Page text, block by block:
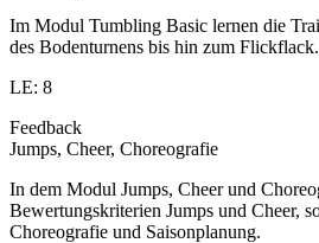
Im Modul Tumbling Basic lernen die
des Bodenturnens bis hin zum Flickflack.
LE: 8
Feedback
Jumps, Cheer, Choreografie
In dem Modul Jumps, Cheer und
Bewertungskriterien Jumps und Cheer,
Choreografie und Saisonplanung.